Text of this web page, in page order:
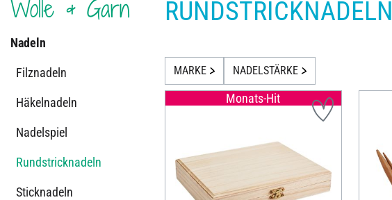
Wolle & Garn
Nadeln
Filznadeln
Häkelnadeln
Nadelspiel
Rundstricknadeln
Sticknadeln
RUNDSTRICKNADELN
MARKE NADELSTÄRKE
Monats-Hit